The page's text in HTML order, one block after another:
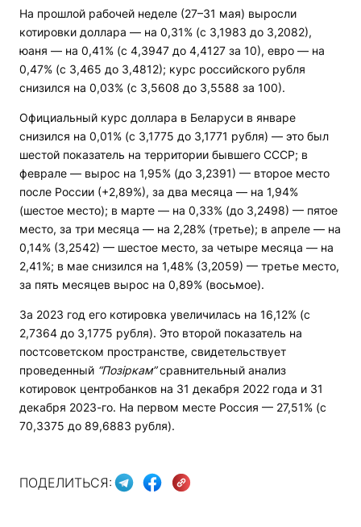
На прошлой рабочей неделе (27–31 мая) выросли
котировки доллара — на 0,31% (с 3,1983 до 3,2082),
юаня — на 0,41% (с 4,3947 до 4,4127 за 10), евро — на
0,47% (с 3,465 до 3,4812); курс российского рубля
снизился на 0,03% (с 3,5608 до 3,5588 за 100).
Официальный курс доллара в Беларуси в январе
снизился на 0,01% (с 3,1775 до 3,1771 рубля) — это был
шестой показатель на территории бывшего СССР; в
феврале — вырос на 1,95% (до 3,2391) — второе место
после России (+2,89%), за два месяца — на 1,94%
(шестое место); в марте — на 0,33% (до 3,2498) — пятое
место, за три месяца — на 2,28% (третье); в апреле — на
0,14% (3,2542) — шестое место, за четыре месяца — на
2,41%; в мае снизился на 1,48% (3,2059) — третье место,
за пять месяцев вырос на 0,89% (восьмое).
За 2023 год его котировка увеличилась на 16,12% (с
2,7364 до 3,1775 рубля). Это второй показатель на
постсоветском пространстве, свидетельствует
проведенный “Позіркам”сравнительный анализ
котировок центробанков на 31 декабря 2022 года и 31
декабря 2023-го. На первом месте Россия — 27,51% (с
70,3375 до 89,6883 рубля).
ПОДЕЛИТЬСЯ: